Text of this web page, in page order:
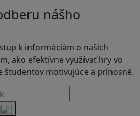
nášho
k informáciám o našich
ako efektívne využívať hry vo
študentov motivujúce a prínosné.